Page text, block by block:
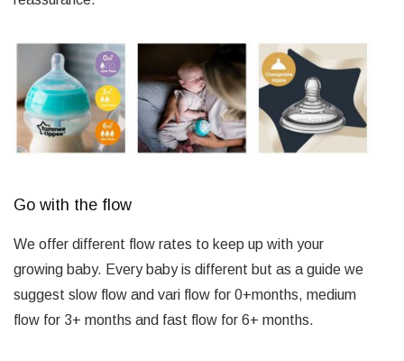
Go with the flow
We offer different flow rates to keep up with your
growing baby. Every baby is different but as a guide we
suggest slow flow and vari flow for 0+months, medium
flow for 3+ months and fast flow for 6+ months.